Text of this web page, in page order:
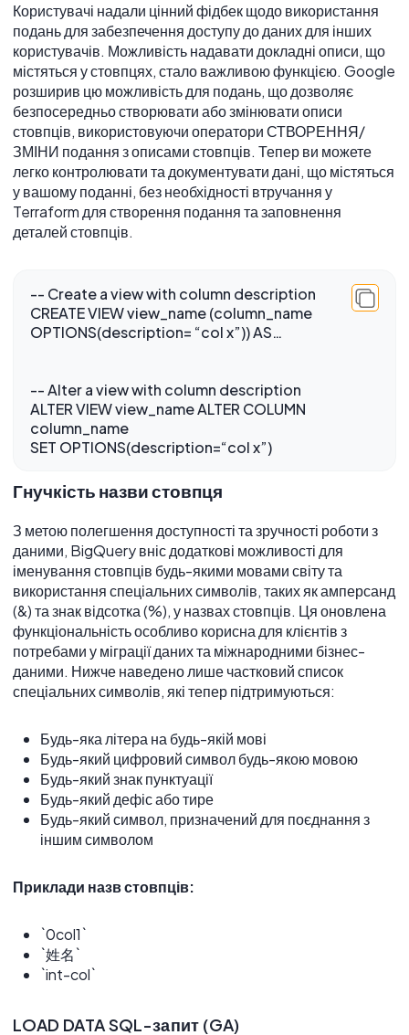
Користувачі надали цінний фідбек щодо використання
подань для забезпечення доступу до даних для інших
користувачів. Можливість надавати докладні описи, що
містяться у стовпцях, стало важливою функцією. Google
розширив цю можливість для подань, що дозволяє
безпосередньо створювати або змінювати описи
стовпців, використовуючи оператори СТВОРЕННЯ/
ЗМІНИ подання з описами стовпців. Тепер ви можете
легко контролювати та документувати дані, що містяться
у вашому поданні, без необхідності втручання у
Terraform для створення подання та заповнення
деталей стовпців.
-- Create a view with column description
CREATE VIEW view_name (column_name
-- Alter a view with column description
ALTER VIEW view_name ALTER COLUMN
column_name
Гнучкість назви стовпця
З метою полегшення доступності та зручності роботи з
даними, BigQuery вніс додаткові можливості для
іменування стовпців будь-якими мовами світу та
використання спеціальних символів, таких як амперсанд
(&) та знак відсотка (%), у назвах стовпців. Ця оновлена
функціональність особливо корисна для клієнтів з
потребами у міграції даних та міжнародними бізнес-
даними. Нижче наведено лише частковий список
спеціальних символів, які тепер підтримуються:
Будь-яка літера на будь-якій мові
Будь-який цифровий символ будь-якою мовою
Будь-який знак пунктуації
Будь-який дефіс або тире
Будь-який символ, призначений для поєднання з
іншим символом
Приклади назв стовпців:
`0col1`
`姓名`
`int-col`
LOAD DATA SQL-запит (GA)